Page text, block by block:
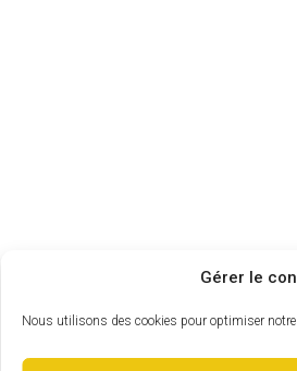
Gérer le
Nous utilisons des cookies pour optimiser notre